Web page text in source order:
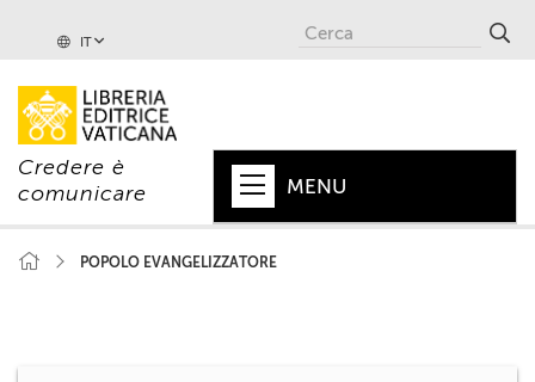
IT
Credere è
comunicare
MENU
POPOLO EVANGELIZZATORE